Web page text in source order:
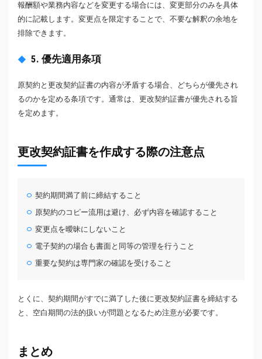
報酬額や業務内容などを変更する場合には、変更部分のみを具体
的に記載します。変更点を限定することで、不要な解釈の余地を
排除できます。
5. 優先適用条項
原契約と更改契約証書の内容が矛盾する場合、どちらが優先され
るのかを定める条項です。通常は、更改契約証書が優先される旨
を定めます。
更改契約証書を作成する際の注意点
契約期間満了前に締結すること
原契約のコピー流用は避け、必ず内容を確認すること
変更点を曖昧にしないこと
電子契約の場合も書面と同等の管理を行うこと
重要な契約は専門家の確認を受けること
とくに、契約期間がすでに満了した後に更改契約証書を締結する
と、空白期間の法的扱いが問題となるため注意が必要です。
まとめ